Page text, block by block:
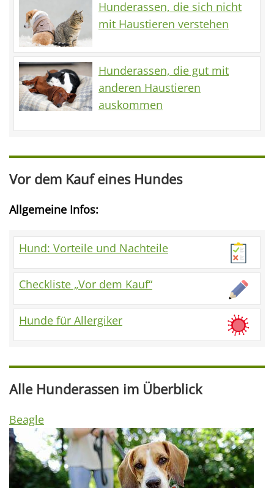
Hunderassen, die sich nicht
mit Haustieren verstehen
Hunderassen, die gut mit
anderen Haustieren
auskommen
Vor dem Kauf eines Hundes
Allgemeine Infos:
Hund: Vorteile und Nachteile
Checkliste „Vor dem Kauf“
Hunde für Allergiker
Alle Hunderassen im Überblick
Beagle